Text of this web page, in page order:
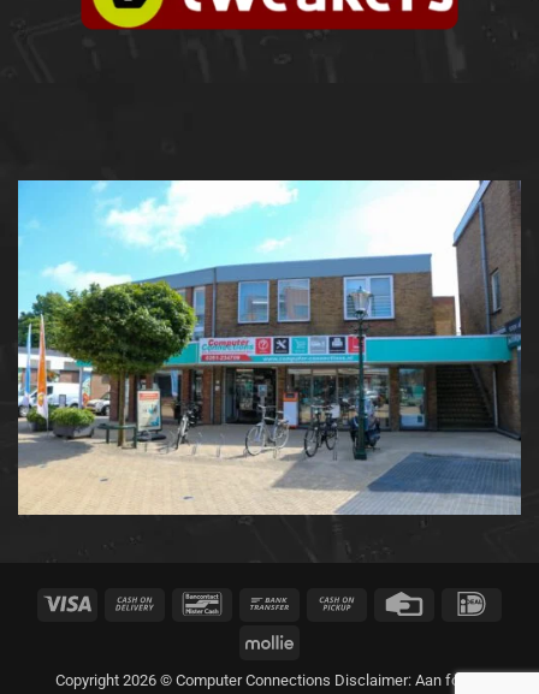
Visa
Cash
Bancontact Bank
Cash
Credit
Mollie
Copyright 2026 © Computer Connections Disclaimer: Aan foto's,